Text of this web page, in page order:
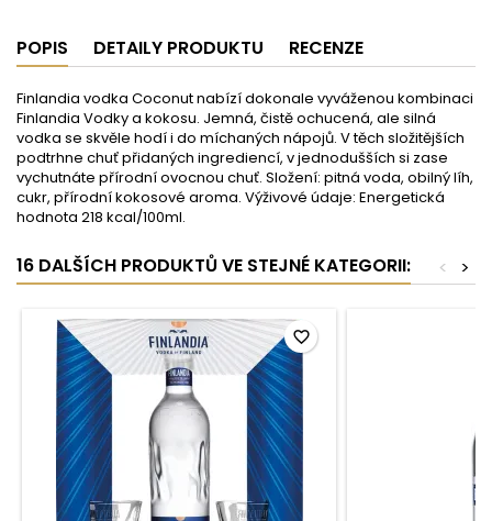
POPIS DETAILY PRODUKTU RECENZE
Finlandia vodka Coconut nabízí dokonale vyváženou kombinaci
Finlandia Vodky a kokosu. Jemná, čistě ochucená, ale silná
vodka se skvěle hodí i do míchaných nápojů. V těch složitějších
podtrhne chuť přidaných ingrediencí, v jednodušších si zase
vychutnáte přírodní ovocnou chuť. Složení: pitná voda, obilný líh,
cukr, přírodní kokosové aroma. Výživové údaje: Energetická
hodnota 218 kcal/100ml.
16 DALŠÍCH PRODUKTŮ VE STEJNÉ KATEGORII: >
<
favorite_border